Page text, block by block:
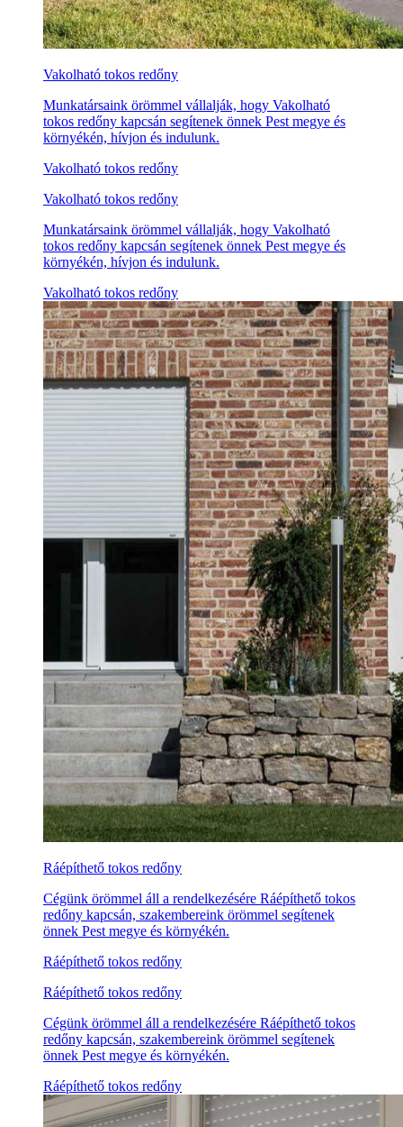
Vakolható tokos redőny
Munkatársaink örömmel vállalják, hogy Vakolható
tokos redőny kapcsán segítenek önnek Pest megye és
környékén, hívjon és indulunk.
Vakolható tokos redőny
Vakolható tokos redőny
Munkatársaink örömmel vállalják, hogy Vakolható
tokos redőny kapcsán segítenek önnek Pest megye és
környékén, hívjon és indulunk.
Vakolható tokos redőny
Ráépíthető tokos redőny
Cégünk örömmel áll a rendelkezésére Ráépíthető tokos
redőny kapcsán, szakembereink örömmel segítenek
önnek Pest megye és környékén.
Ráépíthető tokos redőny
Ráépíthető tokos redőny
Cégünk örömmel áll a rendelkezésére Ráépíthető tokos
redőny kapcsán, szakembereink örömmel segítenek
önnek Pest megye és környékén.
Ráépíthető tokos redőny